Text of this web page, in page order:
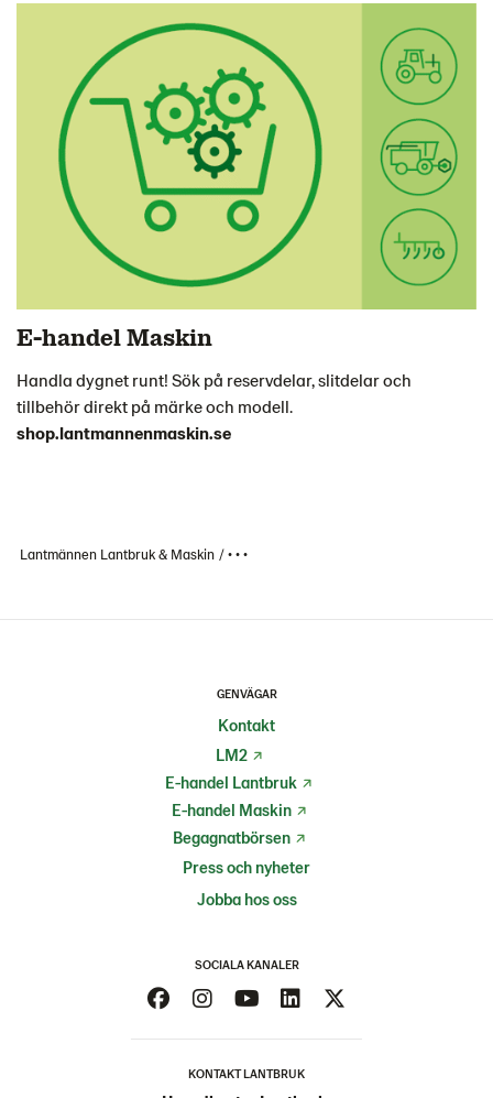
E-handel Maskin
Handla dygnet runt! Sök på reservdelar, slitdelar och
tillbehör direkt på märke och modell.
shop.lantmannenmaskin.se
Lantmännen Lantbruk & Maskin • • •
GENVÄGAR
Kontakt
LM2
E-handel Lantbruk
E-handel Maskin
Begagnatbörsen
Press och nyheter
Jobba hos oss
SOCIALA KANALER
KONTAKT LANTBRUK